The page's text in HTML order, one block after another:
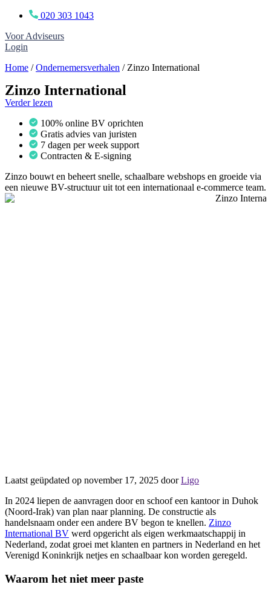
020 303 1043
Voor Adviseurs
Login
Home /Ondernemersverhalen / Zinzo International
Zinzo International
Verder lezen
100% online BV oprichten
Gratis advies van juristen
7 dagen per week support
Contracten & E-signing
Zinzo bouwt en beheert snelle, schaalbare webshops en groeide via
een nieuwe BV-structuur uit tot een internationaal e-commerce team.
Laatst geüpdated op november 17, 2025 doorLigo
In 2024 liepen de aanvragen door en schoof een kantoor in Duhok
(Noord-Irak) van plan naar planning. De constructie als
handelsnaam onder een andere BV begon te knellen. Zinzo
International BV werd opgericht als eigen werkmaatschappij in
Nederland, zodat groei met klanten en partners in Nederland en het
Verenigd Koninkrijk netjes en schaalbaar kon worden geregeld.
Waarom het niet meer paste